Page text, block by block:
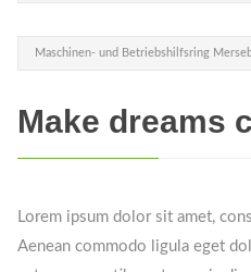
CONTAO
Maschinen- und Betriebshilfsring
Make dreams
Lorem ipsum dolor sit amet,
Aenean commodo ligula eget